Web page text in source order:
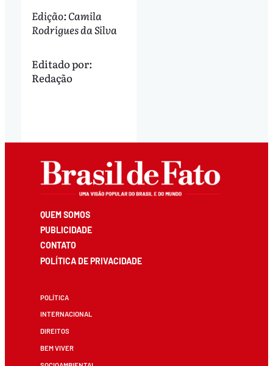
Edição: Camila
Rodrigues da Silva
Editado por:
Redação
QUEM SOMOS
PUBLICIDADE
CONTATO
POLÍTICA DE PRIVACIDADE
POLÍTICA
INTERNACIONAL
DIREITOS
BEM VIVER